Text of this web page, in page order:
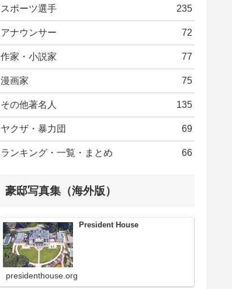
スポーツ選手 235
アナウンサー 72
作家・小説家 77
漫画家 75
その他著名人 135
ヤクザ・暴力団 69
ランキング・一覧・まとめ 66
豪邸写真集（海外版）
President House
presidenthouse.org